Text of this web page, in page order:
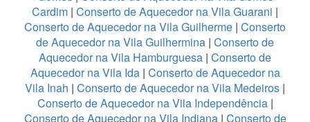
Cardim | Conserto de Aquecedor na Vila Guarani |
Conserto de Aquecedor na Vila Guilherme | Conserto
de Aquecedor na Vila Guilhermina | Conserto de
Aquecedor na Vila Hamburguesa | Conserto de
Aquecedor na Vila Ida| Conserto de Aquecedor na
Vila Inah | Conserto de Aquecedor na Vila Medeiros |
Conserto de Aquecedor na Vila Independência|
Conserto de Aquecedor na Vila Indiana| Conserto de